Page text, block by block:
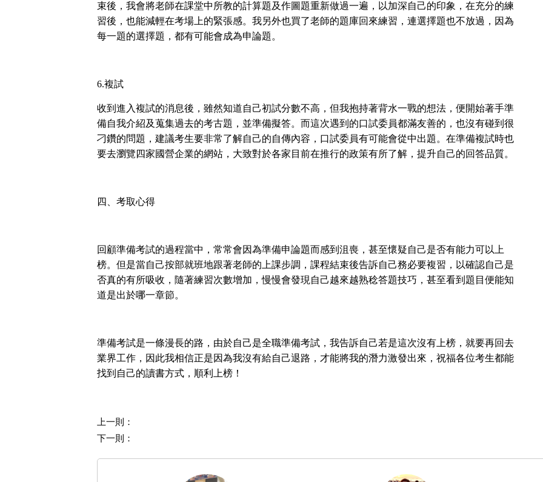
束後，我會將老師在課堂中所教的計算題及作圖題重新做過一遍，以加深自己的印象，在充分的練
習後，也能減輕在考場上的緊張感。我另外也買了老師的題庫回來練習，連選擇題也不放過，因為
每一題的選擇題，都有可能會成為申論題。
6.複試
收到進入複試的消息後，雖然知道自己初試分數不高，但我抱持著背水一戰的想法，便開始著手準
備自我介紹及蒐集過去的考古題，並準備擬答。而這次遇到的口試委員都滿友善的，也沒有碰到很
刁鑽的問題，建議考生要非常了解自己的自傳內容，口試委員有可能會從中出題。在準備複試時也
要去瀏覽四家國營企業的網站，大致對於各家目前在推行的政策有所了解，提升自己的回答品質。
四、考取心得
回顧準備考試的過程當中，常常會因為準備申論題而感到沮喪，甚至懷疑自己是否有能力可以上
榜。但是當自己按部就班地跟著老師的上課步調，課程結束後告訴自己務必要複習，以確認自己是
否真的有所吸收，隨著練習次數增加，慢慢會發現自己越來越熟稔答題技巧，甚至看到題目便能知
道是出於哪一章節。
準備考試是一條漫長的路，由於自己是全職準備考試，我告訴自己若是這次沒有上榜，就要再回去
業界工作，因此我相信正是因為我沒有給自己退路，才能將我的潛力激發出來，祝福各位考生都能
找到自己的讀書方式，順利上榜！
上一則：
下一則：